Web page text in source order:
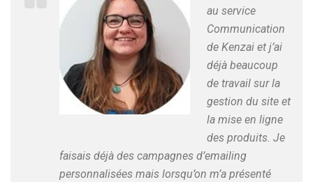
au service
Communication
de Kenzai et j’ai
déjà beaucoup
de travail sur la
gestion du site et
la mise en ligne
des produits. Je
faisais déjà des campagnes d’emailing
personnalisées mais lorsqu’on m’a présenté